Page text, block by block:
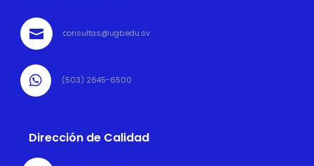
 consultas@ugb.edu.sv
 (503) 2645-6500
Dirección de Calidad